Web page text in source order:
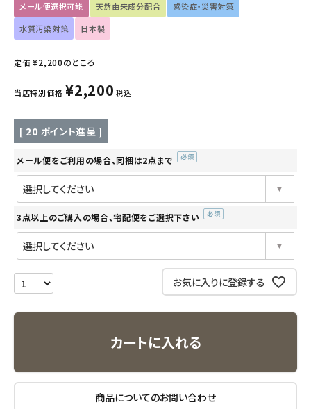
ブランド
オリジナルブランド
ナチュラムーン
エコリュクス
エコメイト
ナチュラプラス
アルマウィン
アルモニベルツ
ご利用ガイド等
メール便選択可能 天然由来成分配合
感染症・災害対策
水質汚染対策
日本製
定価 ¥2,200のところ
当店特別価格 ¥2,200 税込
[ 20 ポイント進呈 ]
メール便をご利用の場合、同梱は2点まで
3点以上のご購入の場合、宅配便をご選択下さい
お気に入りに登録する
カートに入れる
商品についてのお問い合わせ